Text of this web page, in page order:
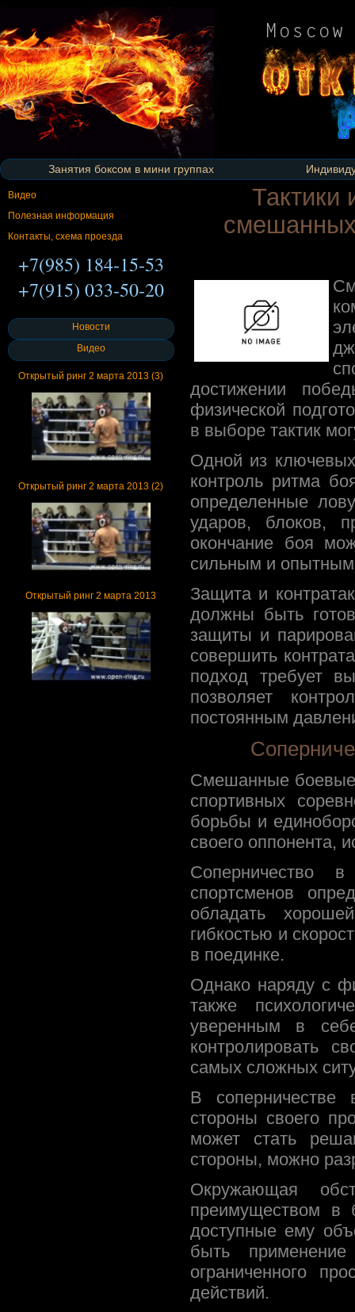
Занятия боксом в мини группах
Видео
Полезная информация
Контакты, схема проезда
+7(985) 184-15-53
+7(915) 033-50-20
Новости
Видео
Открытый ринг 2 марта 2013 (3)
Открытый ринг 2 марта 2013 (2)
Открытый ринг 2 марта 2013
Тактики
смешанных
достижении
физической
в выборе тактик
Одной из
контроль ритма
определенные
ударов, блоков,
окончание боя
сильным и
Защита и
должны быть
защиты и
совершить
подход требует
позволяет
постоянным
Смешанные боевые
спортивных
борьбы и
своего оппонента,
Соперничество
спортсменов
обладать
гибкостью и
в поединке.
Однако наряду с
также
уверенным в
контролировать
самых сложных
В соперничестве
стороны своего
может стать
стороны, можно
Окружающая
преимуществом в
доступные ему
быть
ограниченного
действий.